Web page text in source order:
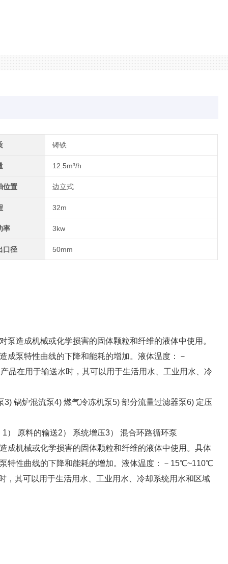
铸铁
12.5m³/h
位置 边立式
32m
率 3kw
口径 50mm
造成机械或化学损害的固体颗粒和纤维的液体中使用。
成泵特性曲线的下降和能耗的增加。液体温度：－
在用于输送水时，其可以用于生活用水、工业用水、冷
锅炉混流泵4) 燃气冷冻机泵5) 部分流量过滤器泵6) 定压
） 原料的输送2） 系统增压3） 混合环路循环泵
成机械或化学损害的固体颗粒和纤维的液体中使用。具体
特性曲线的下降和能耗的增加。液体温度：－15℃~110℃
，其可以用于生活用水、工业用水、冷却系统用水和区域